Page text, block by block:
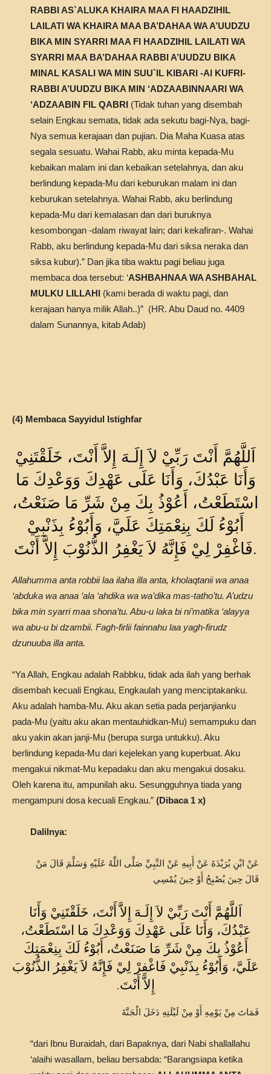
RABBI AS`ALUKA KHAIRA MAA FI HAADZIHIL
LAILATI WA KHAIRA MAA BA’DAHAA WA A’UUDZU
BIKA MIN SYARRI MAA FI HAADZIHIL LAILATI WA
SYARRI MAA BA’DAHAA RABBI A’UUDZU BIKA
MINAL KASALI WA MIN SUU`IL KIBARI -Al KUFRI-
RABBI A’UUDZU BIKA MIN ‘ADZAABINNAARI WA
‘ADZAABIN FIL QABRI (Tidak tuhan yang disembah
selain Engkau semata, tidak ada sekutu bagi-Nya, bagi-
Nya semua kerajaan dan pujian. Dia Maha Kuasa atas
segala sesuatu. Wahai Rabb, aku minta kepada-Mu
kebaikan malam ini dan kebaikan setelahnya, dan aku
berlindung kepada-Mu dari keburukan malam ini dan
keburukan setelahnya. Wahai Rabb, aku berlindung
kepada-Mu dari kemalasan dan dari buruknya
kesombongan -dalam riwayat lain; dari kekafiran-. Wahai
Rabb, aku berlindung kepada-Mu dari siksa neraka dan
siksa kubur).” Dan jika tiba waktu pagi beliau juga
membaca doa tersebut: ‘ASHBAHNAA WA ASHBAHAL
MULKU LILLAHI (kami berada di waktu pagi, dan
kerajaan hanya milik Allah..)” (HR. Abu Daud no. 4409
dalam Sunannya, kitab Adab)
(4) Membaca Sayyidul Istighfar
اَللَّهُمَّ أَنْتَ رَبِّيْ لاَ إِلَـهَ إِلاَّ أَنْتَ، خَلَقْتَنِيْ
وَأَنَا عَبْدُكَ، وَأَنَا عَلَى عَهْدِكَ وَوَعْدِكَ مَا
اسْتَطَعْتُ، أَعُوْذُ بِكَ مِنْ شَرِّ مَا صَنَعْتُ،
أَبُوْءُ لَكَ بِنِعْمَتِكَ عَلَيَّ، وَأَبُوْءُ بِذَنْبِيْ
فَاغْفِرْ لِيْ فَإِنَّهُ لاَ يَغْفِرُ الذُّنُوْبَ إِلاَّ أَنْتَ.
Allahumma anta robbii laa ilaha illa anta, kholaqtanii wa anaa
‘abduka wa anaa ‘ala ‘ahdika wa wa’dika mas-tatho’tu. A’udzu
bika min syarri maa shona’tu. Abu-u laka bi ni’matika ‘alayya
wa abu-u bi dzambii. Fagh-firlii fainnahu laa yagh-firudz
dzunuuba illa anta.
“Ya Allah, Engkau adalah Rabbku, tidak ada ilah yang berhak
disembah kecuali Engkau, Engkaulah yang menciptakanku.
Aku adalah hamba-Mu. Aku akan setia pada perjanjianku
pada-Mu (yaitu aku akan mentauhidkan-Mu) semampuku dan
aku yakin akan janji-Mu (berupa surga untukku). Aku
berlindung kepada-Mu dari kejelekan yang kuperbuat. Aku
mengakui nikmat-Mu kepadaku dan aku mengakui dosaku.
Oleh karena itu, ampunilah aku. Sesungguhnya tiada yang
mengampuni dosa kecuali Engkau.” (Dibaca 1 x)
Dalilnya:
عَنْ ابْنِ بُرَيْدَةَ عَنْ أَبِيهِ عَنْ النَّبِيِّ صَلَّى اللَّهُ عَلَيْهِ وَسَلَّمَ قَالَ مَنْ
قَالَ حِينَ يُصْبِحُ أَوْ حِينَ يُمْسِي
اَللَّهُمَّ أَنْتَ رَبِّيْ لاَ إِلَـهَ إِلاَّ أَنْتَ، خَلَقْتَنِيْ وَأَنَا
عَبْدُكَ، وَأَنَا عَلَى عَهْدِكَ وَوَعْدِكَ مَا اسْتَطَعْتُ،
أَعُوْذُ بِكَ مِنْ شَرِّ مَا صَنَعْتُ، أَبُوْءُ لَكَ بِنِعْمَتِكَ
عَلَيَّ، وَأَبُوْءُ بِذَنْبِيْ فَاغْفِرْ لِيْ فَإِنَّهُ لاَ يَغْفِرُ الذُّنُوْبَ
إِلاَّ أَنْتَ.
فَمَاتَ مِنْ يَوْمِهِ أَوْ مِنْ لَيْلَتِهِ دَخَلَ الْجَنَّةَ
“dari Ibnu Buraidah, dari Bapaknya, dari Nabi shallallahu
‘alaihi wasallam, beliau bersabda: “Barangsiapa ketika